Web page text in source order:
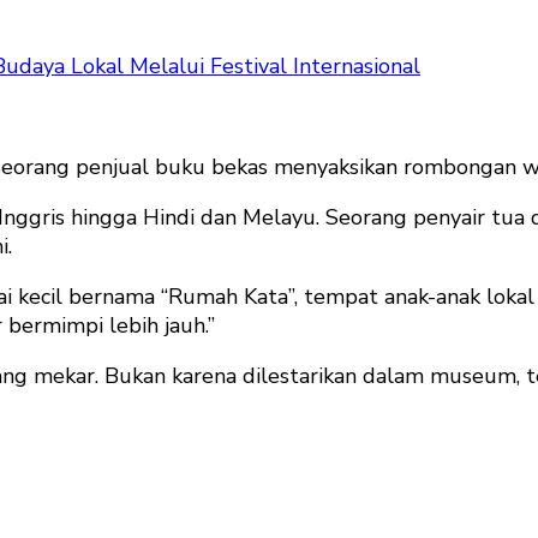
Lokal Melalui Festival Internasional
penjual buku bekas menyaksikan
hingga Hindi dan Melayu. Seorang penyair
bernama “Rumah Kata”, tempat anak-anak
bermimpi lebih jauh.”
mekar. Bukan karena dilestarikan dalam